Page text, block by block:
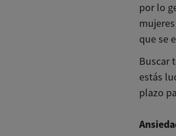
por lo
que se
Buscar
estás
plazo